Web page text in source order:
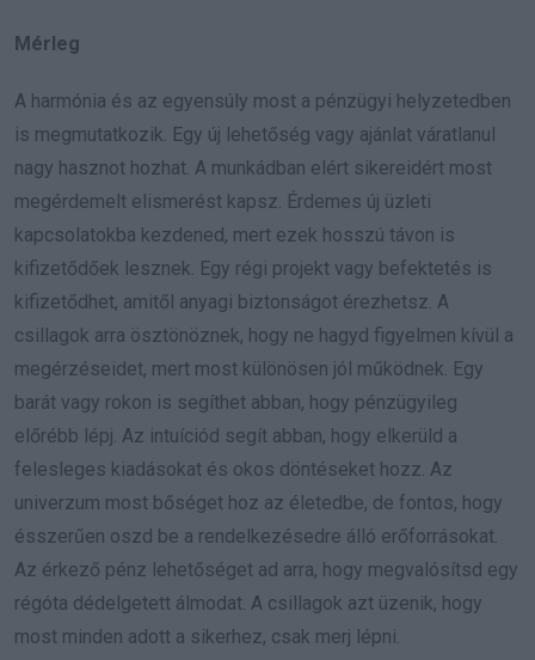
Mérleg
A harmónia és az egyensúly most a pénzügyi helyzetedben
is megmutatkozik. Egy új lehetőség vagy ajánlat váratlanul
nagy hasznot hozhat. A munkádban elért sikereidért most
megérdemelt elismerést kapsz. Érdemes új üzleti
kapcsolatokba kezdened, mert ezek hosszú távon is
kifizetődőek lesznek. Egy régi projekt vagy befektetés is
kifizetődhet, amitől anyagi biztonságot érezhetsz. A
csillagok arra ösztönöznek, hogy ne hagyd figyelmen kívül a
megérzéseidet, mert most különösen jól működnek. Egy
barát vagy rokon is segíthet abban, hogy pénzügyileg
előrébb lépj. Az intuíciód segít abban, hogy elkerüld a
felesleges kiadásokat és okos döntéseket hozz. Az
univerzum most bőséget hoz az életedbe, de fontos, hogy
ésszerűen oszd be a rendelkezésedre álló erőforrásokat.
Az érkező pénz lehetőséget ad arra, hogy megvalósítsd egy
régóta dédelgetett álmodat. A csillagok azt üzenik, hogy
most minden adott a sikerhez, csak merj lépni.